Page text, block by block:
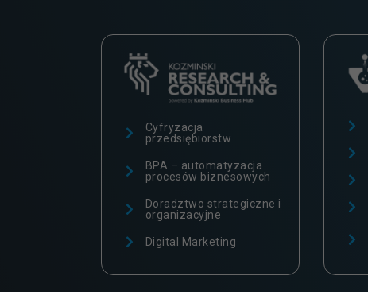
Cyfryzacja
przedsiębiorstw
BPA – automatyzacja
procesów biznesowych
Doradztwo strategiczne i
organizacyjne
Digital Marketing